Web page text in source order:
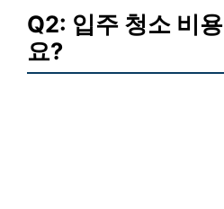
Q2: 입주 청소 비
요?